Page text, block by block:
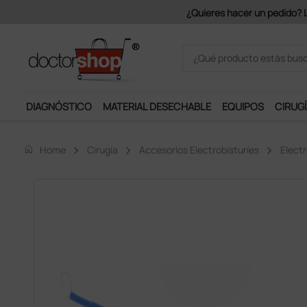
Únete al programa Ds Plus
DIAGNÓSTICO MATERIAL DESECHABLE EQUIPOS
home Home Cirugía Accesorios Electrobisturíes